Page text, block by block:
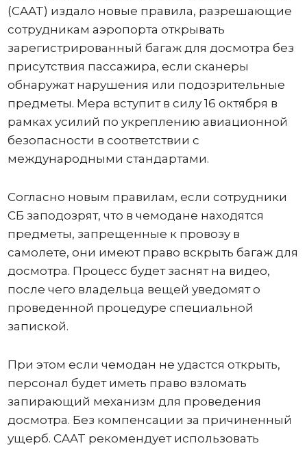
(CAAT) издало новые правила, разрешающие
сотрудникам аэропорта открывать
зарегистрированный багаж для досмотра без
присутствия пассажира, если сканеры
обнаружат нарушения или подозрительные
предметы. Мера вступит в силу 16 октября в
рамках усилий по укреплению авиационной
безопасности в соответствии с
международными стандартами.
Согласно новым правилам, если сотрудники
СБ заподозрят, что в чемодане ​​находятся
предметы, запрещенные к провозу в
самолете, они имеют право вскрыть багаж для
досмотра. Процесс будет заснят на видео,
после чего владельца вещей уведомят о
проведенной процедуре специальной
запиской.
При этом если чемодан не удастся открыть,
персонал будет иметь право взломать
запирающий механизм для проведения
досмотра. Без компенсации за причиненный
ущерб. CAAT рекомендует использовать